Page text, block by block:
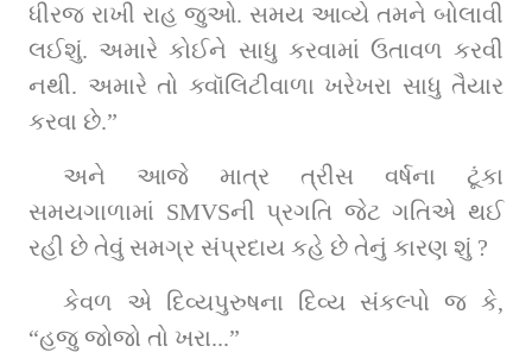
ધીરજ રાખી રાહ જુઓ. સમય આવ્યે તમને બોલાવી
લઈશું. અમારે કોઈને સાધુ કરવામાં ઉતાવળ કરવી
નથી. અમારે તો ક્વૉલિટીવાળા ખરેખરા સાધુ તૈયાર
કરવા છે.”
અને આજે માત્ર ત્રીસ વર્ષના ટૂંકા
સમયગાળામાં SMVSની પ્રગતિ જેટ ગતિએ થઈ
રહી છે તેવું સમગ્ર સંપ્રદાય કહે છે તેનું કારણ શું ?
કેવળ એ દિવ્યપુરુષના દિવ્ય સંકલ્પો જ કે,
“હજુ જોજો તો ખરા...”